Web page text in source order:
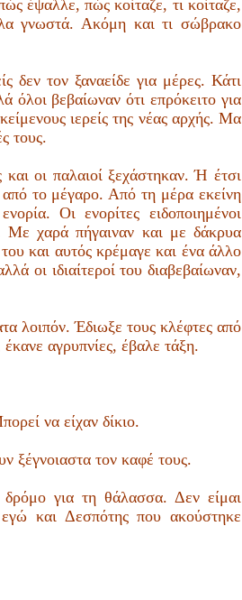
έψαλλε, πώς κοίταζε, τι κοίταζε,
γνωστά. Ακόμη και τι σώβρακο
τον ξαναείδε για μέρες. Κάτι
βεβαίωναν ότι επρόκειτο για
ιερείς της νέας αρχής. Μα
τους.
οι παλαιοί ξεχάστηκαν. Ή έτσι
το μέγαρο. Από τη μέρα εκείνη
Οι ενορίτες ειδοποιημένοι
Με χαρά πήγαιναν και με δάκρυα
και αυτός κρέμαγε και ένα άλλο
οι ιδιαίτεροί του διαβεβαίωναν,
λοιπόν. Έδιωξε τους κλέφτες από
αγρυπνίες, έβαλε τάξη.
να είχαν δίκιο.
ξέγνοιαστα τον καφέ τους.
για τη θάλασσα. Δεν είμαι
και Δεσπότης που ακούστηκε